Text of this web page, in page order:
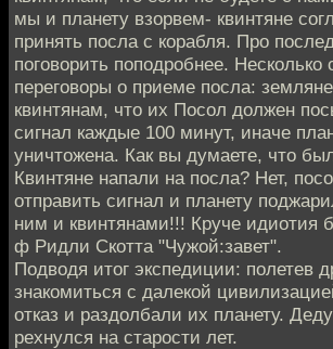
мы и планету взорвем- квинтяне
принять посла с корабля. Про
поговорить поподробнее. Несколько
переговоры о приеме посла:
квинтянам, что их Посол должен
сигнал каждые 100 минут, иначе
уничтожена. Как вы думаете, что
Квинтяне напали на посла? Нет,
отправить сигнал и планету
ним и квинтянами!!! Круче идиотия
ф Ридли Скотта "Чужой:завет".
Подводя итог экспедиции: полетев
знакомиться с далекой
отказ и раздолбали их планету.
рехнулся на старости лет.